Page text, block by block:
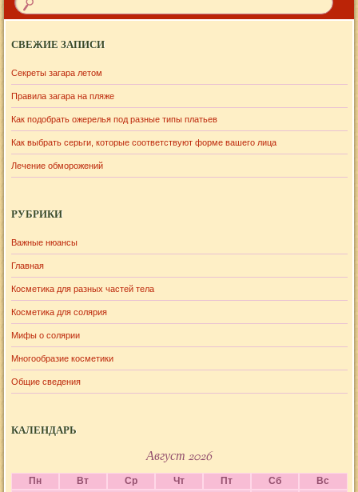
СВЕЖИЕ ЗАПИСИ
Секреты загара летом
Правила загара на пляже
Как подобрать ожерелья под разные типы платьев
Как выбрать серьги, которые соответствуют форме вашего лица
Лечение обморожений
РУБРИКИ
Важные нюансы
Главная
Косметика для разных частей тела
Косметика для солярия
Мифы о солярии
Многообразие косметики
Общие сведения
КАЛЕНДАРЬ
Август 2026
Пн Вт Ср Чт Пт Сб Вс